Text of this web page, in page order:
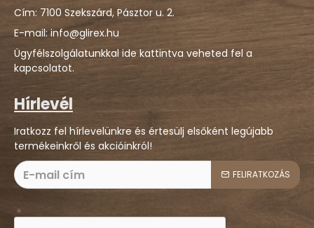
Cím: 7100 Szekszárd, Pásztor u. 2.
E-mail: info@glirex.hu
Ügyfélszolgálatunkkal ide kattintva veheted fel a
kapcsolatot.
Hírlevél
Iratkozz fel hírlevelünkre és értesülj elsőként legújabb
termékeinkről és akcióinkról!
FELIRATKOZÁS